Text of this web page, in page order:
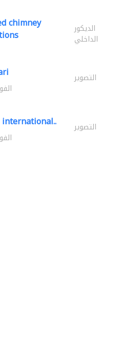
chimney الديكور
الداخلي
التصوير
التصوير